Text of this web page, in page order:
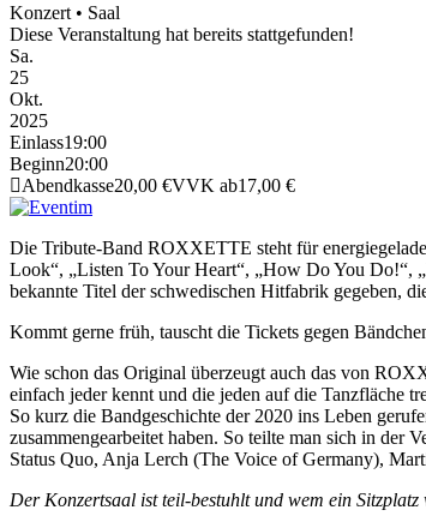
Konzert • Saal
Diese Veranstaltung hat bereits stattgefunden!
Sa.
25
Okt.
2025
Einlass19:00
Beginn20:00
Abendkasse20,00 €VVK ab17,00 €
Die Tribute-Band ROXXETTE steht für
Look“, „Listen To Your Heart“, „How Do You Do!“,
bekannte Titel der schwedischen Hitfabrik gegeben,
Kommt gerne früh, tauscht die Tickets gegen
Wie schon das Original überzeugt auch das von
einfach jeder kennt und die jeden auf die
So kurz die Bandgeschichte der 2020 ins Leben
zusammengearbeitet haben. So teilte man sich in
Status Quo, Anja Lerch (The Voice of Germany),
Der Konzertsaal ist teil-bestuhlt und wem ein